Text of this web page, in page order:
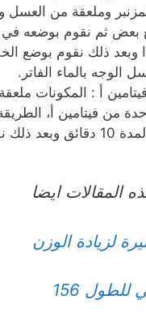
وملعقة من العسل
وبعد ذلك نقوم بوضع
الوجه بالماء الفاتر.
أ : المكونات
من فيتامين أ،
الفاتر.
المقالات ايضا
لزيادة الوزن
156